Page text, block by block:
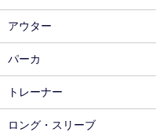
アウター
パーカ
トレーナー
ロング・スリーブ